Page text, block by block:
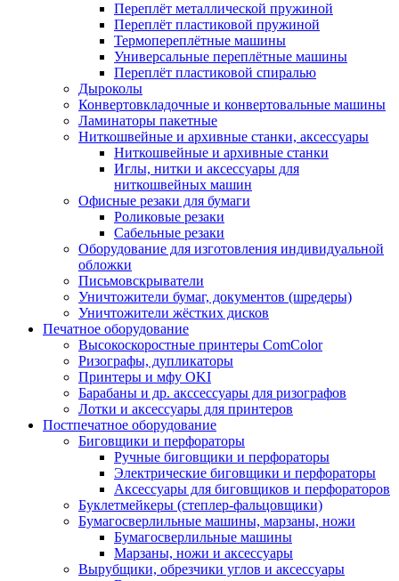
Переплёт металлической пружиной
Переплёт пластиковой пружиной
Термопереплётные машины
Универсальные переплётные машины
Переплёт пластиковой спиралью
Дыроколы
Конвертовкладочные и конвертовальные машины
Ламинаторы пакетные
Ниткошвейные и архивные станки, аксессуары
Ниткошвейные и архивные станки
Иглы, нитки и аксессуары для
ниткошвейных машин
Офисные резаки для бумаги
Роликовые резаки
Сабельные резаки
Оборудование для изготовления индивидуальной
обложки
Письмовскрыватели
Уничтожители бумаг, документов (шредеры)
Уничтожители жёстких дисков
Печатное оборудование
Высокоскоростные принтеры ComColor
Ризографы, дупликаторы
Принтеры и мфу OKI
Барабаны и др. акссессуары для ризографов
Лотки и аксессуары для принтеров
Постпечатное оборудование
Биговщики и перфораторы
Ручные биговщики и перфораторы
Электрические биговщики и перфораторы
Аксессуары для биговщиков и перфораторов
Буклетмейкеры (степлер-фальцовщики)
Бумагосверлильные машины, марзаны, ножи
Бумагосверлильные машины
Марзаны, ножи и аксессуары
Вырубщики, обрезчики углов и аксессуары